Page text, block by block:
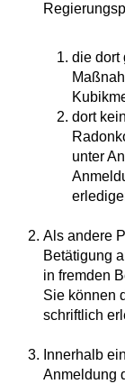
die dort
dort
unter
Als andere
Betätigung
in fremden
Sie können
schriftlich
Innerhalb
Anmeldung